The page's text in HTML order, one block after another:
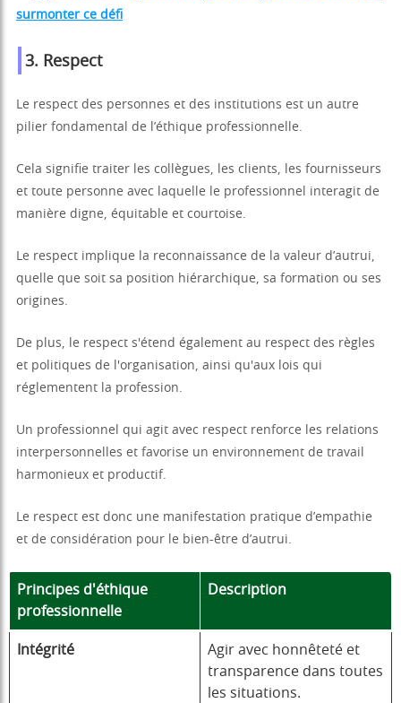
surmonter ce défi
3. Respect
Le respect des personnes et des institutions est un autre
pilier fondamental de l’éthique professionnelle.
Cela signifie traiter les collègues, les clients, les fournisseurs
et toute personne avec laquelle le professionnel interagit de
manière digne, équitable et courtoise.
Le respect implique la reconnaissance de la valeur d’autrui,
quelle que soit sa position hiérarchique, sa formation ou ses
origines.
De plus, le respect s'étend également au respect des règles
et politiques de l'organisation, ainsi qu'aux lois qui
réglementent la profession.
Un professionnel qui agit avec respect renforce les relations
interpersonnelles et favorise un environnement de travail
harmonieux et productif.
Le respect est donc une manifestation pratique d’empathie
et de considération pour le bien-être d’autrui.
Principes d'éthique
professionnelle
Description
Intégrité
Agir avec honnêteté et
transparence dans toutes
les situations.